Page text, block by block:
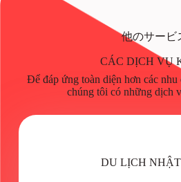
他のサービ
CÁC DỊCH VỤ
Để đáp ứng toàn diện hơn các nhu
chúng tôi có những dịch
DU LỊCH